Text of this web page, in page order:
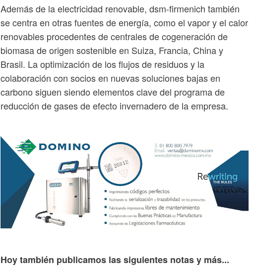
Además de la electricidad renovable, dsm-firmenich también
se centra en otras fuentes de energía, como el vapor y el calor
renovables procedentes de centrales de cogeneración de
biomasa de origen sostenible en Suiza, Francia, China y
Brasil. La optimización de los flujos de residuos y la
colaboración con socios en nuevas soluciones bajas en
carbono siguen siendo elementos clave del programa de
reducción de gases de efecto invernadero de la empresa.
Hoy también publicamos las siguientes notas y más...